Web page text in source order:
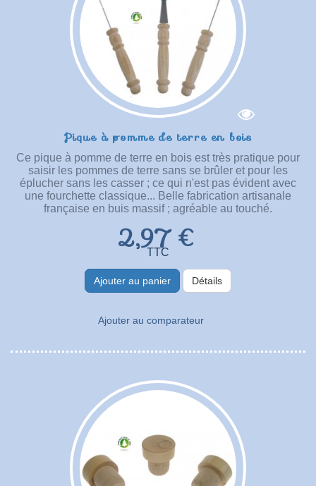
Pique à pomme de terre en bois
Ce pique à pomme de terre en bois est très pratique pour
saisir les pommes de terre sans se brûler et pour les
éplucher sans les casser ; ce qui n'est pas évident avec
une fourchette classique... Belle fabrication artisanale
française en buis massif ; agréable au touché.
2,97 €
TTC
Ajouter au panier Détails
Ajouter au comparateur